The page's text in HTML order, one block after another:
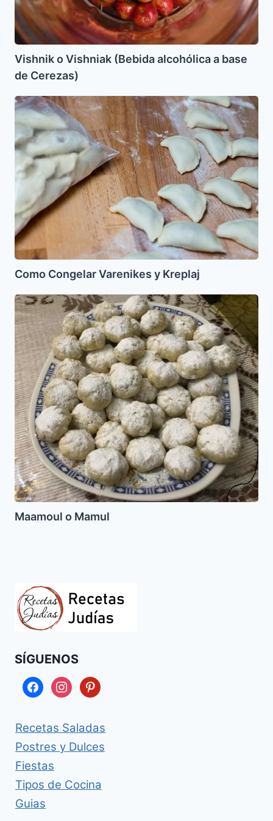
Vishnik o Vishniak (Bebida alcohólica a base
de Cerezas)
Como
Congelar
Varenikes
y
Kreplaj
Como Congelar Varenikes y Kreplaj
Maamoul
o
Mamul
Maamoul o Mamul
SÍGUENOS
facebookinstagrampinterest
Recetas Saladas
Postres y Dulces
Fiestas
Tipos de Cocina
Guias